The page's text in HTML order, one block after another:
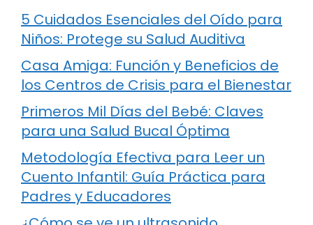
5 Cuidados Esenciales del Oído para
Niños: Protege su Salud Auditiva
Casa Amiga: Función y Beneficios de
los Centros de Crisis para el Bienestar
Primeros Mil Días del Bebé: Claves
para una Salud Bucal Óptima
Metodología Efectiva para Leer un
Cuento Infantil: Guía Práctica para
Padres y Educadores